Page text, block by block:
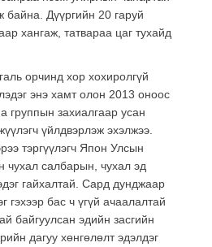
байна. Дүүргийн 20 гаруй
хангаж, татвараа цаг тухайд
орчинд хор хохиролгүй
энэ хамт олон 2013 оноос
захиалгаар усан
үйлдвэрлэж эхэлжээ.
тэргүүлэгч Япон Улсын
чухал салбарын, чухал эд
гайхалтай. Сард дунджаар
гэхээр бас ч үгүй ачаалалтай
байгуулсан эдийн засгийн
дагуу хөнгөлөлт эдэлдэг